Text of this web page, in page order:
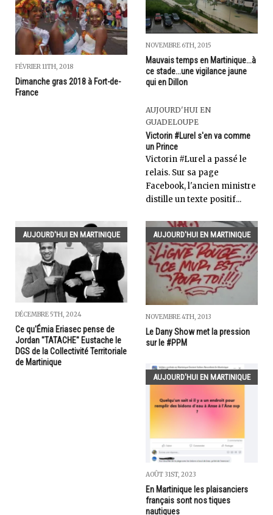
FÉVRIER 11TH, 2018
Dimanche gras 2018 à Fort-de-
France
NOVEMBRE 6TH, 2015
Mauvais temps en Martinique...à
ce stade...une vigilance jaune
qui en Dillon
AUJOURD'HUI EN
GUADELOUPE
Victorin #Lurel s'en va comme
un Prince
Victorin #Lurel a passé le
relais. Sur sa page
Facebook, l'ancien ministre
distille un texte positif...
AUJOURD'HUI EN MARTINIQUE
DÉCEMBRE 5TH, 2024
Ce qu'Émia Eriasec pense de
Jordan "TATACHE" Eustache le
DGS de la Collectivité Territoriale
de Martinique
AUJOURD'HUI EN MARTINIQUE
NOVEMBRE 4TH, 2013
Le Dany Show met la pression
sur le #PPM
AUJOURD'HUI EN MARTINIQUE
AOÛT 31ST, 2023
En Martinique les plaisanciers
français sont nos tiques
nautiques